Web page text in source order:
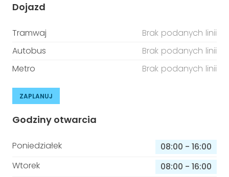
Dojazd
Tramwaj
Brak podanych linii
Autobus
Brak podanych linii
Metro
Brak podanych linii
ZAPLANUJ
Godziny otwarcia
Poniedziałek 08:00 - 16:00
Wtorek
08:00 - 16:00